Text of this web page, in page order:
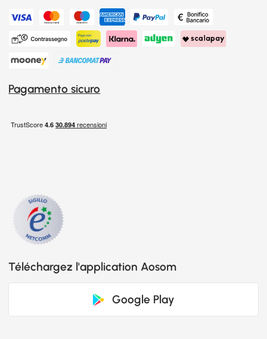
Pagamento sicuro
Téléchargez l'application Aosom
Google Play